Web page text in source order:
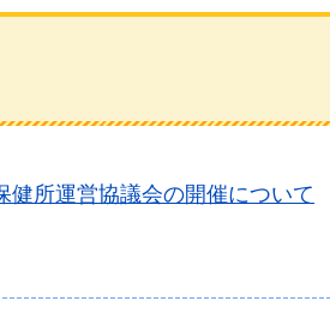
健所運営協議会の開催について